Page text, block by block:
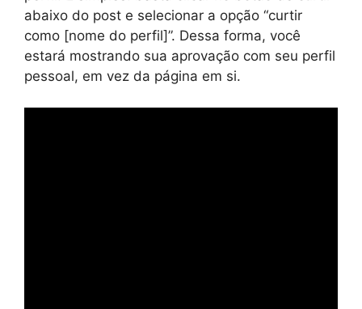
abaixo do post e selecionar a opção “curtir
como [nome do perfil]”. Dessa forma, você
estará mostrando sua aprovação com seu perfil
pessoal, em vez da página em si.